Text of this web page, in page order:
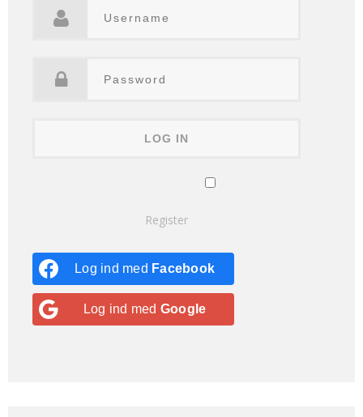
Register
Log ind med Facebook
Log ind med Google